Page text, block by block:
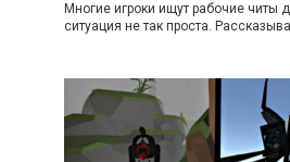
Многие игроки ищут рабочие читы
ситуация не так проста.